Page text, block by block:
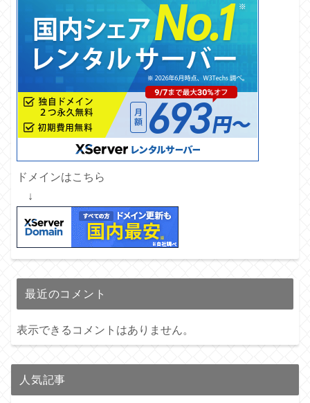
ドメインはこちら
↓
最近のコメント
表示できるコメントはありません。
人気記事